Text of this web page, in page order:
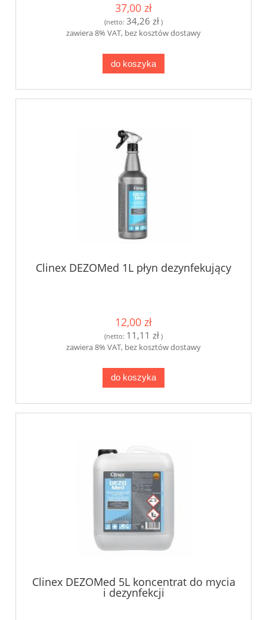
37,00 zł
(netto: 34,26 zł )
zawiera 8% VAT, bez kosztów dostawy
do koszyka
Clinex DEZOMed 1L płyn dezynfekujący
12,00 zł
(netto: 11,11 zł )
zawiera 8% VAT, bez kosztów dostawy
do koszyka
Clinex DEZOMed 5L koncentrat do mycia
i dezynfekcji